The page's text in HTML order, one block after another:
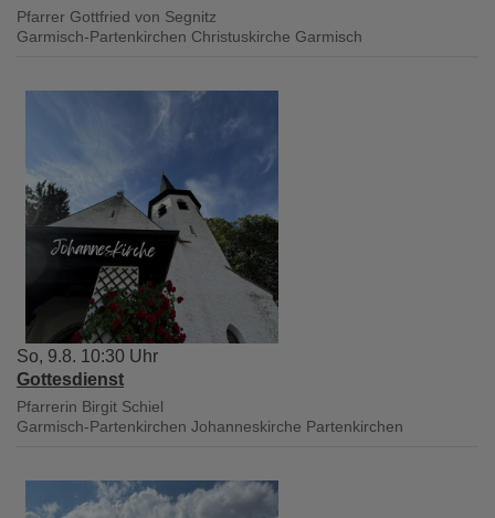
Pfarrer Gottfried von Segnitz
Garmisch-Partenkirchen Christuskirche Garmisch
So, 9.8. 10:30 Uhr
Gottesdienst
Pfarrerin Birgit Schiel
Garmisch-Partenkirchen Johanneskirche Partenkirchen